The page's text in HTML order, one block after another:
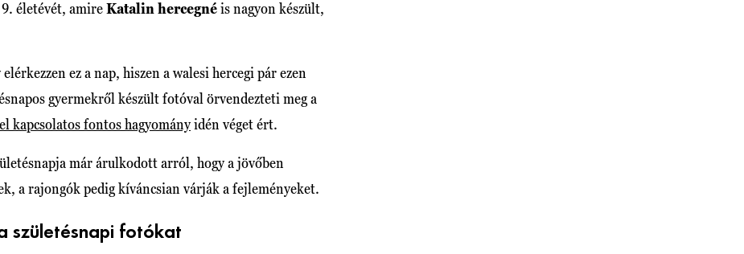
életévét, amireKatalin hercegnéis nagyon készült,
ez a nap, hiszen a walesi hercegi pár ezen
gyermekről készült fotóval örvendezteti meg a
kapcsolatos fontos hagyományidén véget ért.
már árulkodott arról, hogy a jövőben
a rajongók pedig kíváncsian várják a fejleményeket.
születésnapi fotókat